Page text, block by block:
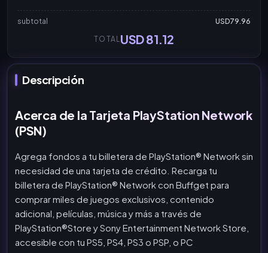
subtotal
USD79.96
TOTAL USD 81.12
Descripción
Acerca de la Tarjeta PlayStation Network
(PSN)
Agrega fondos a tu billetera de PlayStation® Network sin
necesidad de una tarjeta de crédito. Recarga tu
billetera de PlayStation® Network con Buffget para
comprar miles de juegos exclusivos, contenido
adicional, películas, música y más a través de
PlayStation®Store y Sony Entertainment Network Store,
accesible con tu PS5, PS4, PS3 o PSP, o PC